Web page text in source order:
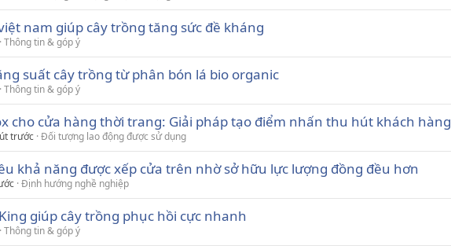
nam giúp cây trồng tăng sức đề kháng
Thông tin & góp ý
suất cây trồng từ phân bón lá bio organic
Thông tin & góp ý
cho cửa hàng thời trang: Giải pháp tạo điểm nhấn thu hút khách hàng
trước Đối tượng lao động được sử dụng
khả năng được xếp cửa trên nhờ sở hữu lực lượng đồng đều hơn
Định hướng nghề nghiệp
giúp cây trồng phục hồi cực nhanh
Thông tin & góp ý